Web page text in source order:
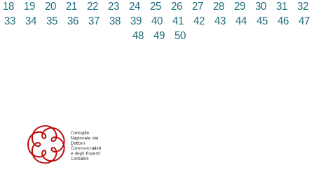
18
19 20 21 22 23 24 25 26 27 28 29 30 31
32
33
34 35 36 37 38 39 40 41 42 43 44 45 46
47
48
49 50